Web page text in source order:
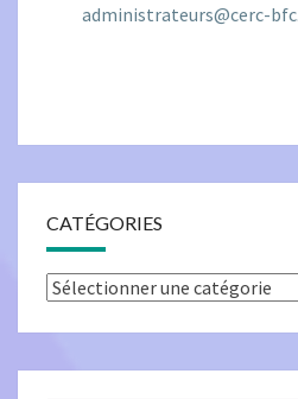
administrateurs@cerc-
CATÉGORIES
Catégories